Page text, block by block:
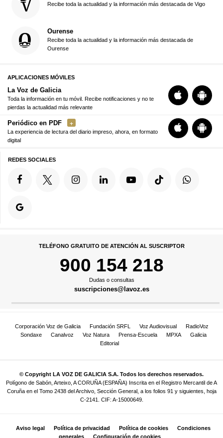
Recibe toda la actualidad y la información más destacada de Vigo
Ourense
Recibe toda la actualidad y la información más destacada de
Ourense
APLICACIONES MÓVILES
La Voz de Galicia
Toda la información en tu móvil. Recibe notificaciones y no te
pierdas la actualidad más relevante
Periódico en PDF
La experiencia de lectura del diario impreso, ahora, en formato
digital
REDES SOCIALES
TELÉFONO GRATUITO DE ATENCIÓN AL SUSCRIPTOR
900 154 218
Dudas o consultas
suscripciones@lavoz.es
Corporación Voz de Galicia Fundación SRFL Voz Audiovisual
RadioVoz
Sondaxe
Canalvoz Voz Natura Prensa-Escuela MPXA
Galicia
Editorial
© Copyright LA VOZ DE GALICIA S.A. Todos los derechos reservados.
Polígono de Sabón, Arteixo, A CORUÑA (ESPAÑA) Inscrita en el Registro Mercantil de A
Coruña en el Tomo 2438 del Archivo, Sección General, a los folios 91 y siguientes, hoja
C-2141. CIF: A-15000649.
Aviso legal Política de privacidad Política de cookies
Condiciones
generales
Configuración de cookies